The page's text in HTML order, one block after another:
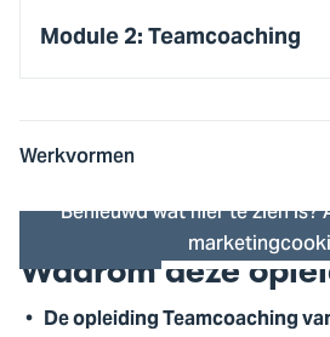
Module 2: Teamcoaching
Werkvormen
Benieuwd wat hier te zien
Cookie
Waarom deze
De opleiding Teamcoaching